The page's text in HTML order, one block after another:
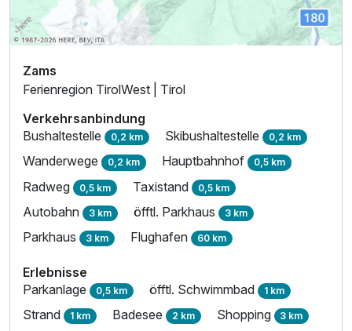
Zams
Ferienregion TirolWest | Tirol
Verkehrsanbindung
Bushaltestelle 0,2 km Skibushaltestelle 0,2 km
Wanderwege 0,2 km Hauptbahnhof 0,5 km
Radweg 0,5 km Taxistand 0,5 km
Autobahn 3 km öfftl. Parkhaus 3 km
Parkhaus 3 km Flughafen 60 km
Erlebnisse
Parkanlage 0,5 km öfftl. Schwimmbad 1 km
Strand 1 km Badesee 2 km Shopping 3 km